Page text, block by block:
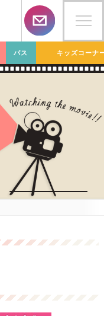
バス キッズコーナ